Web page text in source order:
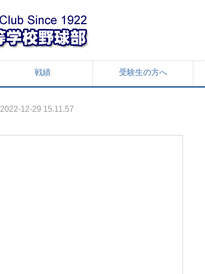
戦績 受験生の方へ
2022-12-29 15.11.57